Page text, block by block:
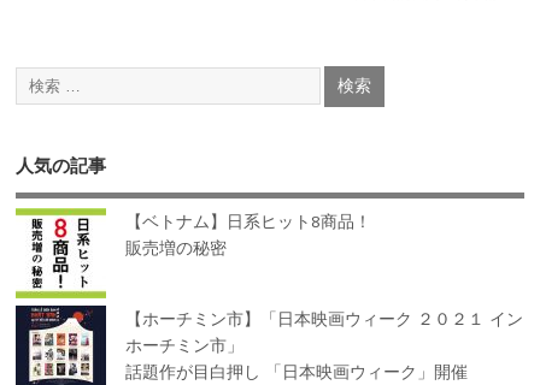
人気の記事
【ベトナム】日系ヒット8商品！
販売増の秘密
【ホーチミン市】「日本映画ウィーク ２０２１ イン
ホーチミン市」
話題作が目白押し 「日本映画ウィーク」開催